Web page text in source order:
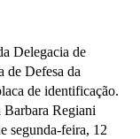
Delegacia de
de Defesa da
de identificação.
Regiani
segunda-feira, 12